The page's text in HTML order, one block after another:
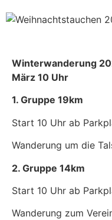
Winterwanderung
März 10 Uhr
1. Gruppe 19km
Start 10 Uhr ab
Wanderung um die
2. Gruppe 14km
Start 10 Uhr ab
Wanderung zum